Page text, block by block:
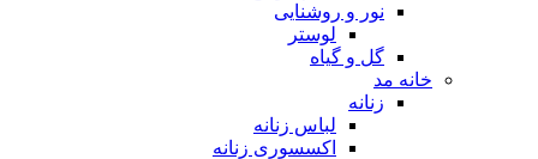
نور و روشنایی
لوستر
گل و گیاه
خانه مد
زنانه
لباس زنانه
اکسسوری زنانه